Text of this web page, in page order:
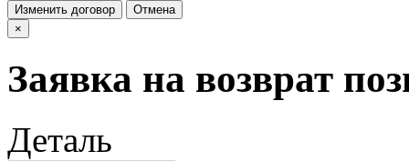
Изменить договор
Отмена
×
Заявка на возврат
Деталь